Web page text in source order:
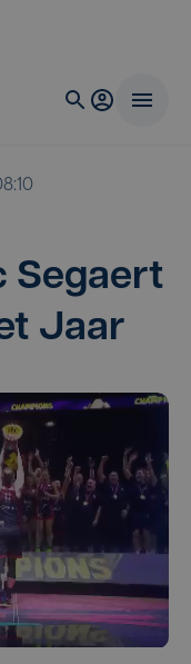
Segaert
Jaar